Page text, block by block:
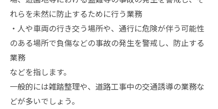
れらを未然に防止するために行う業務
・人や車両の行き交う場所や、通行に危険が伴う可能性
のある場所で負傷などの事故の発生を警戒し、防止する
業務
などを指します。
一般的には雑踏整理や、道路工事中の交通誘導の業務な
どが多いでしょう。